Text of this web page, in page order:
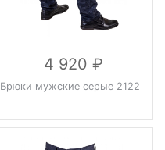
4 920
Брюки мужские серые 2122